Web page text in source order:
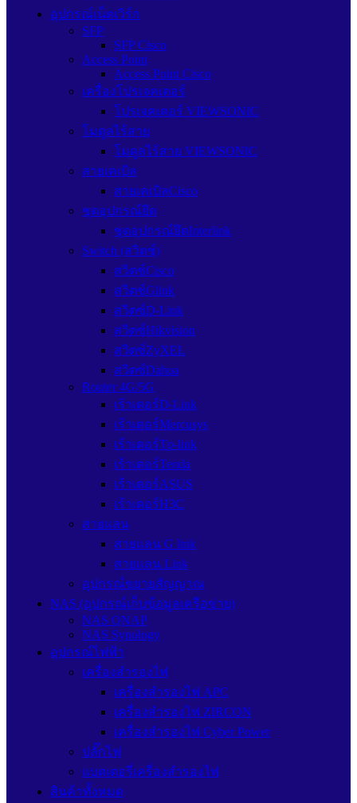
อุปกรณ์เน็ตเวิร์ก
SFP
SFP Cisco
Access Point
Access Point Cisco
เครื่องโปรเจคเตอร์
โปรเจคเตอร์ VIEWSONIC
โมดูลไร้สาย
โมดูลไร้สาย VIEWSONIC
สายเคเบิล
สายเคเบิลCisco
ชุดอุปกรณ์ยึด
ชุดอุปกรณ์ยึดInterlink
Switch (สวิตช์)
สวิตช์Cisco
สวิตช์Glink
สวิตซ์D-Link
สวิตซ์Hikvision
สวิตซ์ZyXEL
สวิตซ์Dahua
Router 4G/5G
เร้าเตอร์D-Link
เร้าเตอร์Mercusys
เร้าเตอร์Tp-link
เร้าเตอร์Tenda
เร้าเตอร์ASUS
เร้าเตอร์H3C
สายแลน
สายแลน G link
สายแลน Link
อุปกรณ์ขยายสัญญาณ
NAS (อุปกรณ์เก็บข้อมูลเครือข่าย)
NAS QNAP
NAS Synology
อุปกรณ์ไฟฟ้า
เครื่องสำรองไฟ
เครื่องสำรองไฟ APC
เครื่องสำรองไฟ ZIRCON
เครื่องสำรองไฟ Cyber Power
ปลั๊กไฟ
แบตเตอรี่เครื่องสำรองไฟ
สินค้าทั้งหมด